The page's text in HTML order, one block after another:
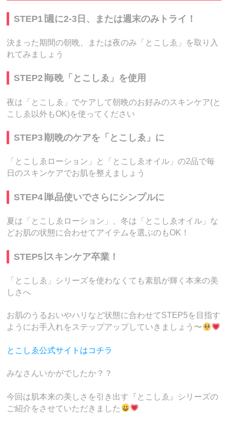
STEP1∣週に2-3日、または週末のみトライ！
決まった期間の朝晩、または夜のみ「とこしゑ」を取り入
れてみましょう
STEP2∣毎晩「とこしゑ」を使用
夜は「とこしゑ」でケアして朝晩のお好みのスキンケア(と
こしゑ以外もOK)を使ってください
STEP3∣朝晩のケアを「とこしゑ」に
「とこしゑローション」と「とこしゑオイル」の2品で毎
日のスキンケアでお肌を整えましょう
STEP4∣単品使いでさらにシンプルに
夏は「とこしゑローション」、冬は「とこしゑオイル」な
どお肌の状態に合わせてアイテムを選ぶのもOK！
STEP5∣スキンケア卒業！
「とこしゑ」シリーズを使わなくても素肌が輝く本来の美
しさへ
お肌のうるおいやハリなど状態に合わせてSTEP5を目指す
ようにお手入れをステップアップしていきましょう〜
とこしゑ公式サイトはコチラ
みなさんいかがでしたか？？
今回は肌本来の美しさを引き出す『とこしゑ』シリーズの
ご紹介をさせていただきました